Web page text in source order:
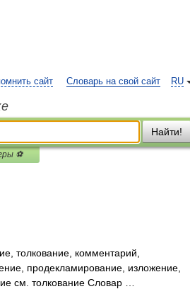
RU
сайт Словарь на свой сайт
Найти!
⚽
толкование, комментарий,
продекламирование, изложение,
см. толкование Словар …